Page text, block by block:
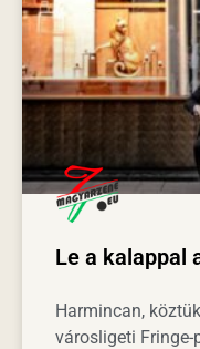
Le a kalappal
Harmincan,
városligeti Fringe-